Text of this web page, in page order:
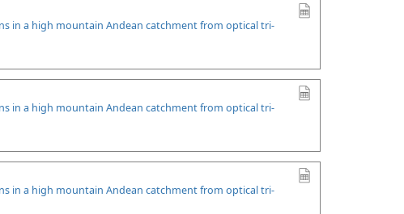
in a high mountain Andean catchment from optical tri-
in a high mountain Andean catchment from optical tri-
in a high mountain Andean catchment from optical tri-